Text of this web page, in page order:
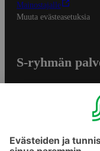
Mainostajalle
Muuta evästeasetuksia
S-ryhmän
Yhteishyvä Ruoka -
S-ostoslista -sovellus